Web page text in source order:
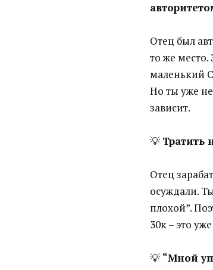
Отец был
то же место.
маленький
Но ты уже
зависит.
💡 Тратить
Отец
осуждали.
плохой”.
30к – это
💡 “Мной